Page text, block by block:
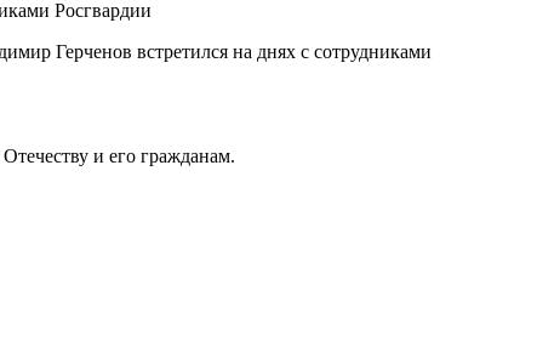
Герченов встретился на днях с сотрудниками
и его гражданам.